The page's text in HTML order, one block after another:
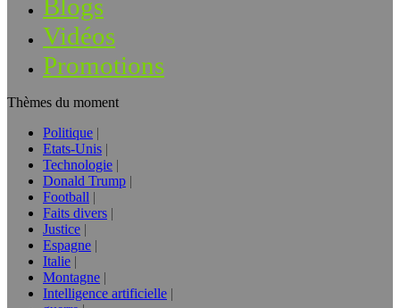
Blogs
Vidéos
Promotions
Thèmes du moment
Politique
Etats-Unis
Technologie
Donald Trump
Football
Faits divers
Justice
Espagne
Italie
Montagne
Intelligence artificielle